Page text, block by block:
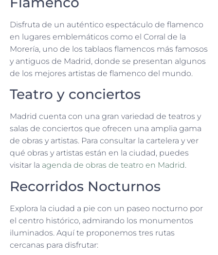
Disfruta de un auténtico espectáculo de flamenco
en lugares emblemáticos como el Corral de la
Morería, uno de los tablaos flamencos más famosos
y antiguos de Madrid, donde se presentan algunos
de los mejores artistas de flamenco del mundo.
Teatro y conciertos
Madrid cuenta con una gran variedad de teatros y
salas de conciertos que ofrecen una amplia gama
de obras y artistas. Para consultar la cartelera y ver
qué obras y artistas están en la ciudad, puedes
visitar la agenda de obras de teatro en Madrid.
Recorridos Nocturnos
Explora la ciudad a pie con un paseo nocturno por
el centro histórico, admirando los monumentos
iluminados. Aquí te proponemos tres rutas
cercanas para disfrutar: